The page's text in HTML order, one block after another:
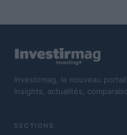
Investirmag, le nouveau
Insights, actualités,
SECTIONS